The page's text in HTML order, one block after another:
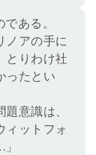
ある。
ノアの手に
とりわけ社
ったとい
意識は、
ィットフォ